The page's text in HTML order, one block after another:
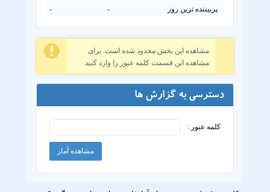
پربیننده ترین روز
-
-
مشاهده این بخش محدود شده است. برای
مشاهده این قسمت کلمه عبور را وارد کنید.
دسترسی به گزارش ها
کلمه عبور :